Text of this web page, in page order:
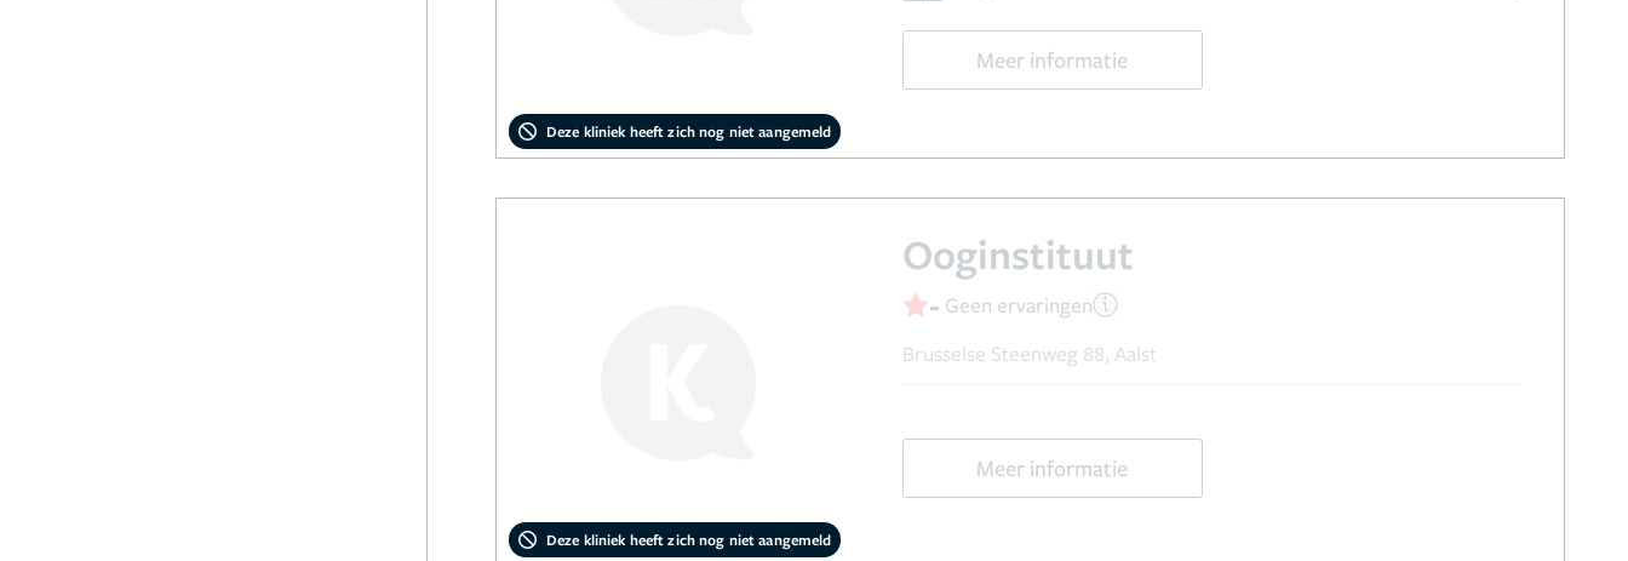
Deze kliniek heeft zich nog niet aangemeld
Meer informatie
Deze kliniek heeft zich nog niet aangemeld
Ooginstituut
- Geen ervaringen
Brusselse Steenweg 88, Aalst
Meer informatie